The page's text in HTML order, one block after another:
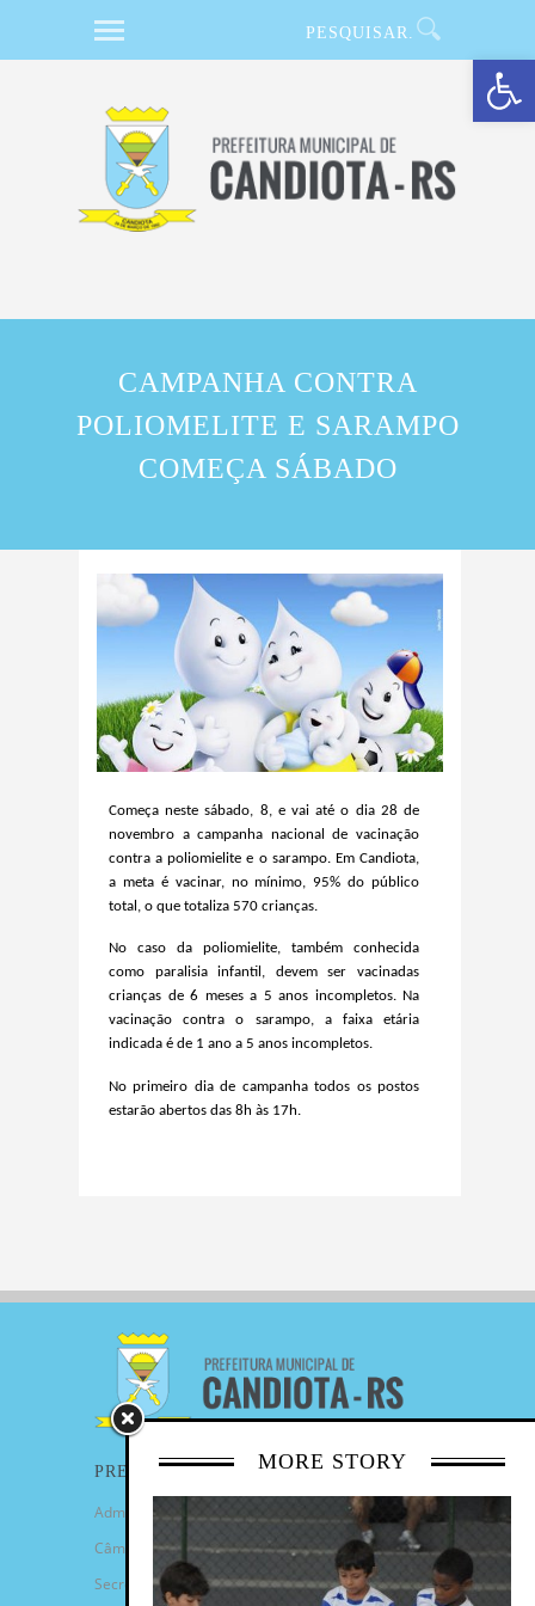
Barra de Ferramentas Aberta
CAMPANHA CONTRA
POLIOMELITE E SARAMPO
COMEÇA SÁBADO
Começa neste sábado, 8, e vai até o dia 28 de
novembro a campanha nacional de vacinação
contra a poliomielite e o sarampo. Em Candiota,
a meta é vacinar, no mínimo, 95% do público
total, o que totaliza 570 crianças.
No caso da poliomielite, também conhecida
como paralisia infantil, devem ser vacinadas
crianças de 6 meses a 5 anos incompletos. Na
vacinação contra o sarampo, a faixa etária
indicada é de 1 ano a 5 anos incompletos.
No primeiro dia de campanha todos os postos
estarão abertos das 8h às 17h.
MORE STORY
PREFEITURA
Administração Municipal
Câmara de Vereadores
Secretarias